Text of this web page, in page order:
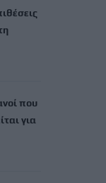
που
για